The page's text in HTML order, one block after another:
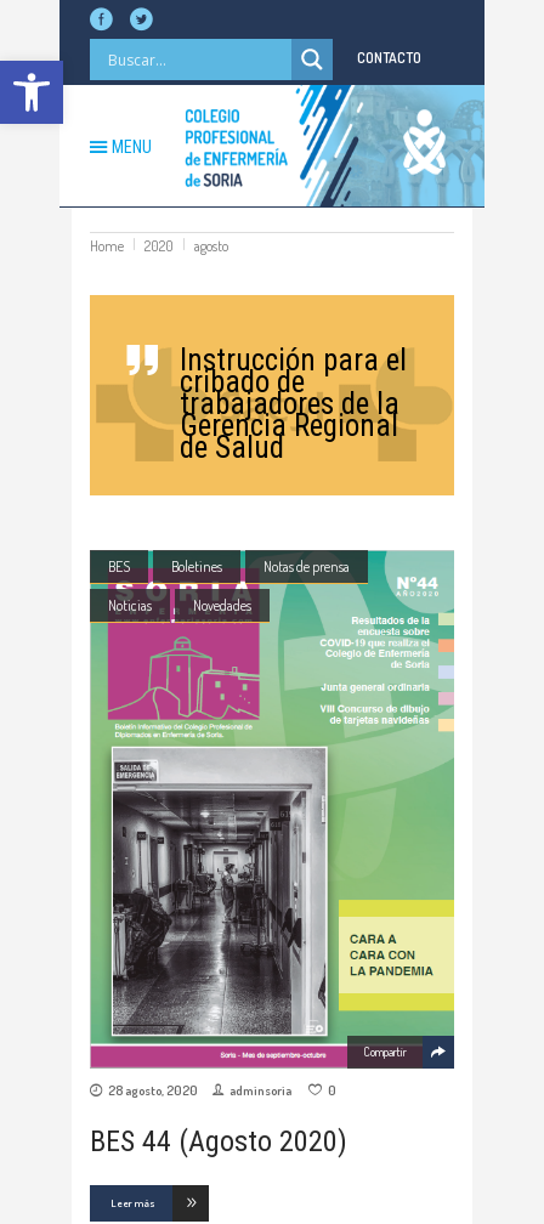
Abrir barra de herramientas CONTACTO
MENU
Home 2020 agosto
Instrucción para el
cribado de
trabajadores de la
Gerencia Regional
de Salud
BES Boletines Notas de prensa
Noticias Novedades
Compartir
28 agosto, 2020 adminsoria 0
BES 44 (Agosto 2020)
Leer más